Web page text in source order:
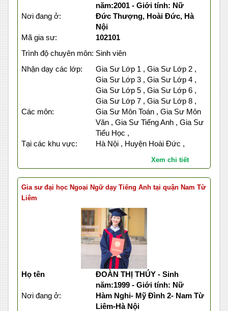
năm:2001 - Giới tính: Nữ
Nơi đang ở:
Đức Thượng, Hoài Đức, Hà
Nội
Mã gia sư:
102101
Trình độ chuyên môn: Sinh viên
Nhận dạy các lớp:
Gia Sư Lớp 1 , Gia Sư Lớp 2 ,
Gia Sư Lớp 3 , Gia Sư Lớp 4 ,
Gia Sư Lớp 5 , Gia Sư Lớp 6 ,
Gia Sư Lớp 7 , Gia Sư Lớp 8 ,
Các môn:
Gia Sư Môn Toán , Gia Sư Môn
Văn , Gia Sư Tiếng Anh , Gia Sư
Tiểu Học ,
Tại các khu vực:
Hà Nội , Huyện Hoài Đức ,
Xem chi tiết
Gia sư đại học Ngoại Ngữ dạy Tiếng Anh tại quận Nam Từ
Liêm
Họ tên
ĐOÀN THỊ THÚY - Sinh
năm:1999 - Giới tính: Nữ
Nơi đang ở:
Hàm Nghi- Mỹ Đình 2- Nam Từ
Liêm-Hà Nội